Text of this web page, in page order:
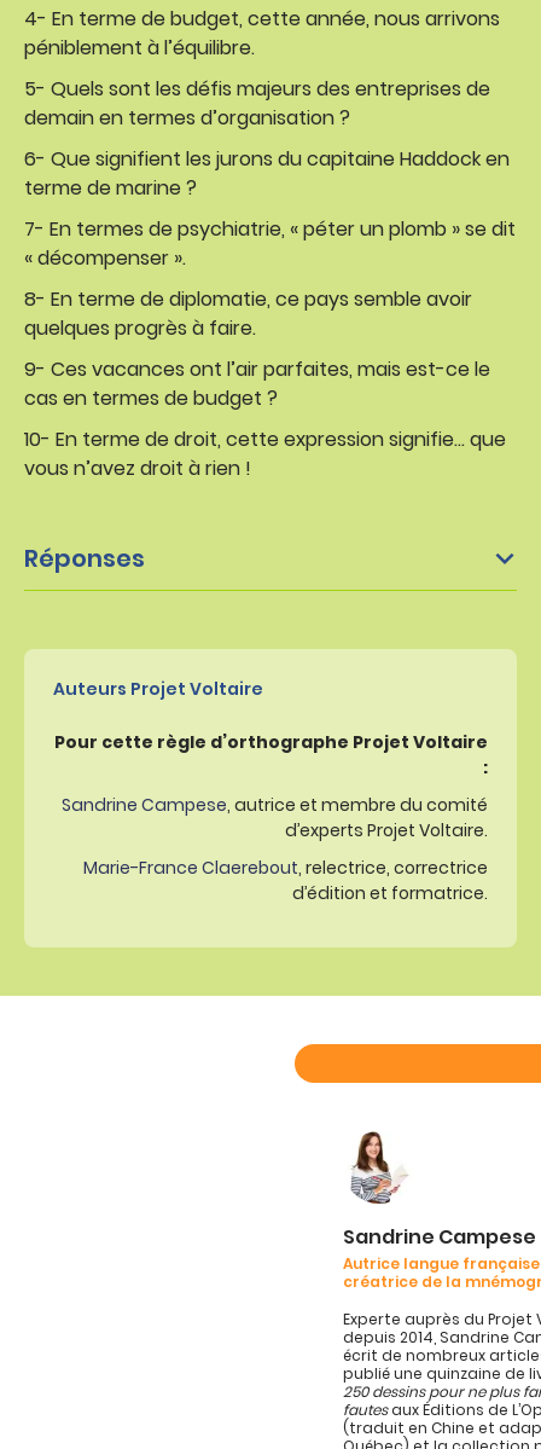
4- En terme de budget, cette année, nous arrivons
péniblement à l’équilibre.
5- Quels sont les défis majeurs des entreprises de
demain en termes d’organisation ?
6- Que signifient les jurons du capitaine Haddock en
terme de marine ?
7- En termes de psychiatrie, « péter un plomb » se dit
« décompenser ».
8- En terme de diplomatie, ce pays semble avoir
quelques progrès à faire.
9- Ces vacances ont l’air parfaites, mais est-ce le
cas en termes de budget ?
10- En terme de droit, cette expression signifie… que
vous n’avez droit à rien !
Réponses
Auteurs Projet Voltaire
Pour cette règle d’orthographe Projet Voltaire
:
Sandrine Campese, autrice et membre du comité
d’experts Projet Voltaire.
Marie-France Claerebout, relectrice, correctrice
d’édition et formatrice.
Sandrine Campese
Autrice langue
créatrice de la
Experte auprès du Projet
depuis 2014, Sandrine
écrit de nombreux
publié une quinzaine de
250 dessins pour ne plus
fautesaux Éditions de
(traduit en Chine et